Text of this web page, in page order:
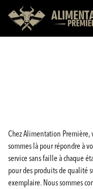
Chez Alimentation Première,
sommes là pour répondre à
service sans faille à chaque
pour des produits de
exemplaire. Nous sommes